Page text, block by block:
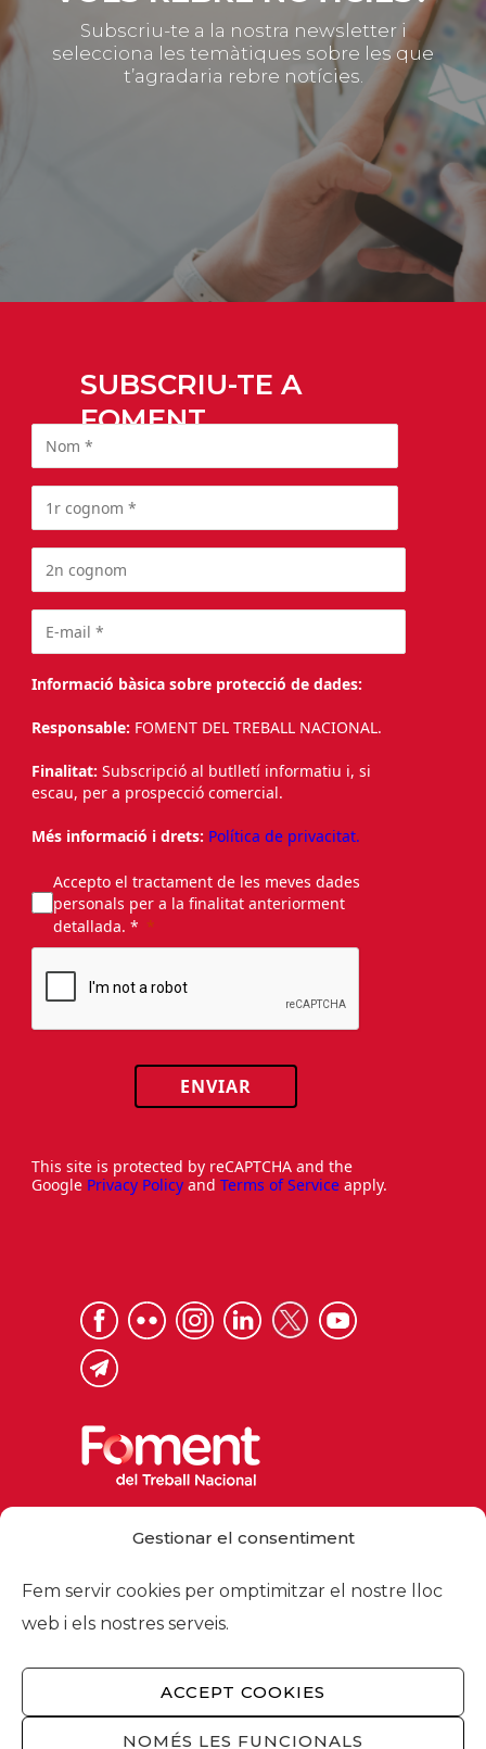
Gestionar el consentiment
Fem servir cookies per omptimitzar el nostre lloc
web i els nostres serveis.
ACCEPT COOKIES
NOMÉS LES FUNCIONALS
Subscriu-te a la nostra newsletter i
selecciona les temàtiques sobre les que
t’agradaria rebre notícies.
SUBSCRIU-TE A
FOMENT
Informació bàsica sobre protecció de dades:
Responsable: FOMENT DEL TREBALL NACIONAL.
Finalitat: Subscripció al butlletí informatiu i, si
escau, per a prospecció comercial.
Més informació i drets: Política de privacitat.
Accepto el tractament de les meves dades
personals per a la finalitat anteriorment
detallada. *
ENVIAR
This site is protected by reCAPTCHA and the
Google Privacy Policy and Terms of Service apply.
foment@foment.com
© 2026 - Foment del Treball Nacional
Nosaltres